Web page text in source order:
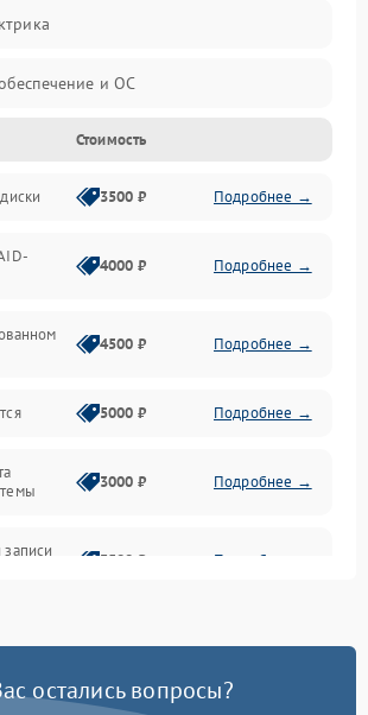
и ОС
и процессор
и сервисы
Стоимость
3500 ₽ Подробнее →
4000 ₽ Подробнее →
4500 ₽ Подробнее →
5000 ₽ Подробнее →
3000 ₽ Подробнее →
3500 ₽ Подробнее →
остались вопросы?